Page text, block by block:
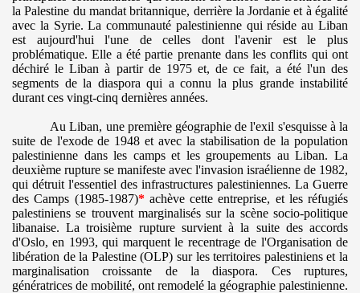
la Palestine du mandat britannique, derrière la Jordanie et à égalité
avec la Syrie. La communauté palestinienne qui réside au Liban
est aujourd'hui l'une de celles dont l'avenir est le plus
problématique. Elle a été partie prenante dans les conflits qui ont
déchiré le Liban à partir de 1975 et, de ce fait, a été l'un des
segments de la diaspora qui a connu la plus grande instabilité
durant ces vingt-cinq dernières années.
Au Liban, une première géographie de l'exil s'esquisse à la
suite de l'exode de 1948 et avec la stabilisation de la population
palestinienne dans les camps et les groupements au Liban. La
deuxième rupture se manifeste avec l'invasion israélienne de 1982,
qui détruit l'essentiel des infrastructures palestiniennes. La Guerre
des Camps (1985-1987)*achève cette entreprise, et les réfugiés
palestiniens se trouvent marginalisés sur la scène socio-politique
libanaise. La troisième rupture survient à la suite des accords
d'Oslo, en 1993, qui marquent le recentrage de l'Organisation de
libération de la Palestine (OLP) sur les territoires palestiniens et la
marginalisation croissante de la diaspora. Ces ruptures,
génératrices de mobilité, ont remodelé la géographie palestinienne.